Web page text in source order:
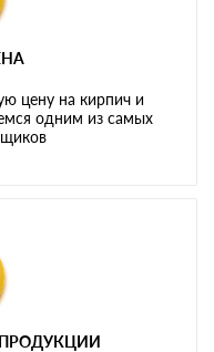
цену на кирпич и
одним из самых